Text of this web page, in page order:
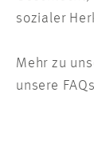
sozialer
Mehr zu
unsere